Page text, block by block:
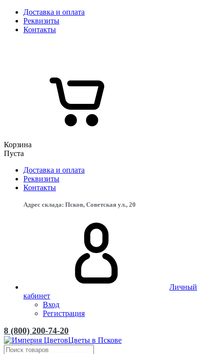
Доставка и оплата
Реквизиты
Контакты
Корзина
Пуста
Доставка и оплата
Реквизиты
Контакты
Адрес склада: Псков, Советская ул., 20
Личный
кабинет
Вход
Регистрация
8 (800) 200-74-20
Цветы в Пскове